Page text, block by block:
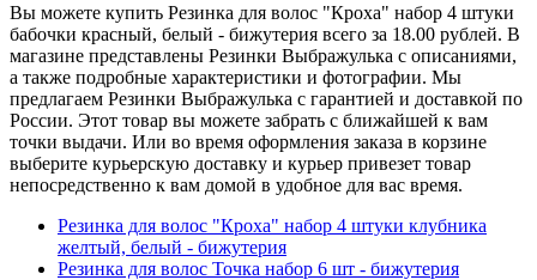
Вы можете купить Резинка для волос "Кроха" набор 4 штуки
бабочки красный, белый - бижутерия всего за 18.00 рублей. В
магазине представлены Резинки Выбражулька с описаниями,
а также подробные характеристики и фотографии. Мы
предлагаем Резинки Выбражулька с гарантией и доставкой по
России. Этот товар вы можете забрать с ближайшей к вам
точки выдачи. Или во время оформления заказа в корзине
выберите курьерскую доставку и курьер привезет товар
непосредственно к вам домой в удобное для вас время.
Резинка для волос "Кроха" набор 4 штуки клубника
желтый, белый - бижутерия
Резинка для волос Точка набор 6 шт - бижутерия